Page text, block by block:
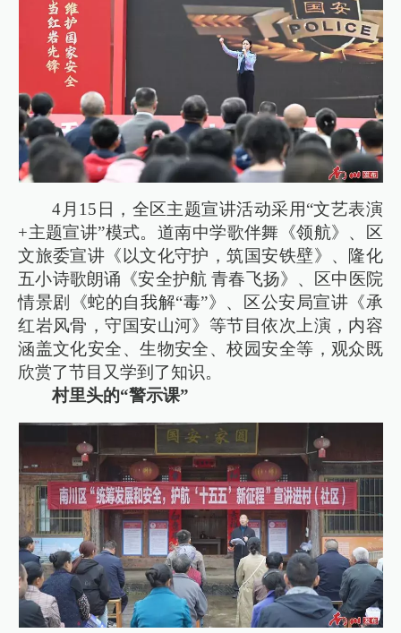
4月15日，全区主题宣讲活动采用“文艺表演
+主题宣讲”模式。道南中学歌伴舞《领航》、区
文旅委宣讲《以文化守护，筑国安铁壁》、隆化
五小诗歌朗诵《安全护航 青春飞扬》、区中医院
情景剧《蛇的自我解“毒”》、区公安局宣讲《承
红岩风骨，守国安山河》等节目依次上演，内容
涵盖文化安全、生物安全、校园安全等，观众既
欣赏了节目又学到了知识。
村里头的“警示课”